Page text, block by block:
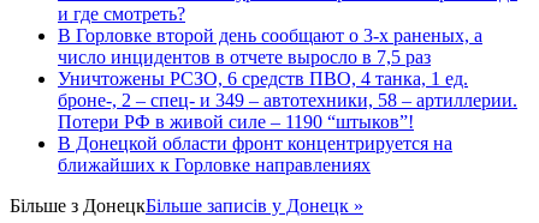
и где смотреть?
В Горловке второй день сообщают о 3-х раненых, а
число инцидентов в отчете выросло в 7,5 раз
Уничтожены РСЗО, 6 средств ПВО, 4 танка, 1 ед.
броне-, 2 – спец- и 349 – автотехники, 58 – артиллерии.
Потери РФ в живой силе – 1190 “штыков”!
В Донецкой области фронт концентрируется на
ближайших к Горловке направлениях
Більше з ДонецкБільше записів у Донецк »